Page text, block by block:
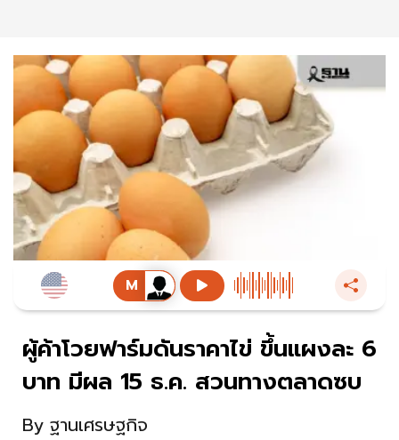
ผู้ค้าโวยฟาร์มดันราคาไข่ ขึ้นแผงละ 6
บาท มีผล 15 ธ.ค. สวนทางตลาดซบ
By ฐานเศรษฐกิจ